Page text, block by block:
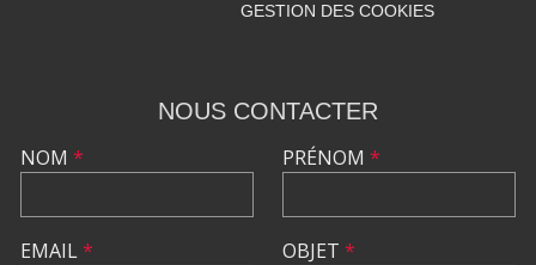
GESTION DES COOKIES
NOUS CONTACTER
NOM *
EMAIL*
PRÉNOM *
OBJET *